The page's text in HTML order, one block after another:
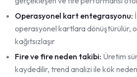
Operasyonel kart entegrasyonu:
operasyonel kartlara dönüştürülür,
kağıtsızlaşır
Fire ve fire neden takibi: Üretim
kaydedilir, trend analizi ile kök neden